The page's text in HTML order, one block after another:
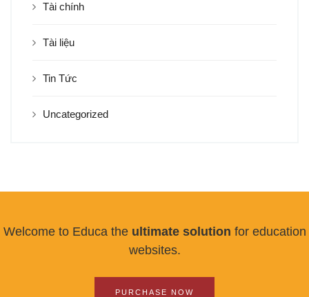
Tài chính
Tài liệu
Tin Tức
Uncategorized
Welcome to Educa the ultimate solution for education
websites.
PURCHASE NOW